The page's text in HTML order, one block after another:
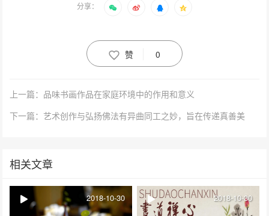
分享：
赞 0
上一篇：品味书画作品在家庭环境中的作用和意义
下一篇：艺术创作与弘扬佛法有异曲同工之妙，旨在传递真善美
相关文章
2018-10-30 2018-10-30